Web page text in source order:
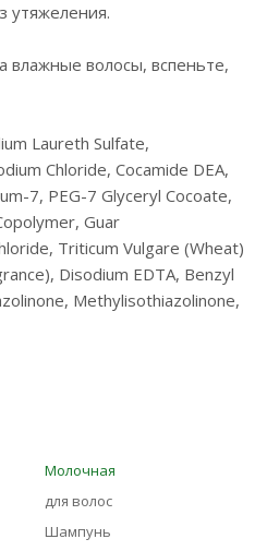
утяжеления.
влажные волосы, вспеньте,
Laureth Sulfate,
Chloride, Cocamide DEA,
7, PEG-7 Glyceryl Cocoate,
Guar
Triticum Vulgare (Wheat)
Disodium EDTA, Benzyl
Methylisothiazolinone,
Молочная
для волос
Шампунь